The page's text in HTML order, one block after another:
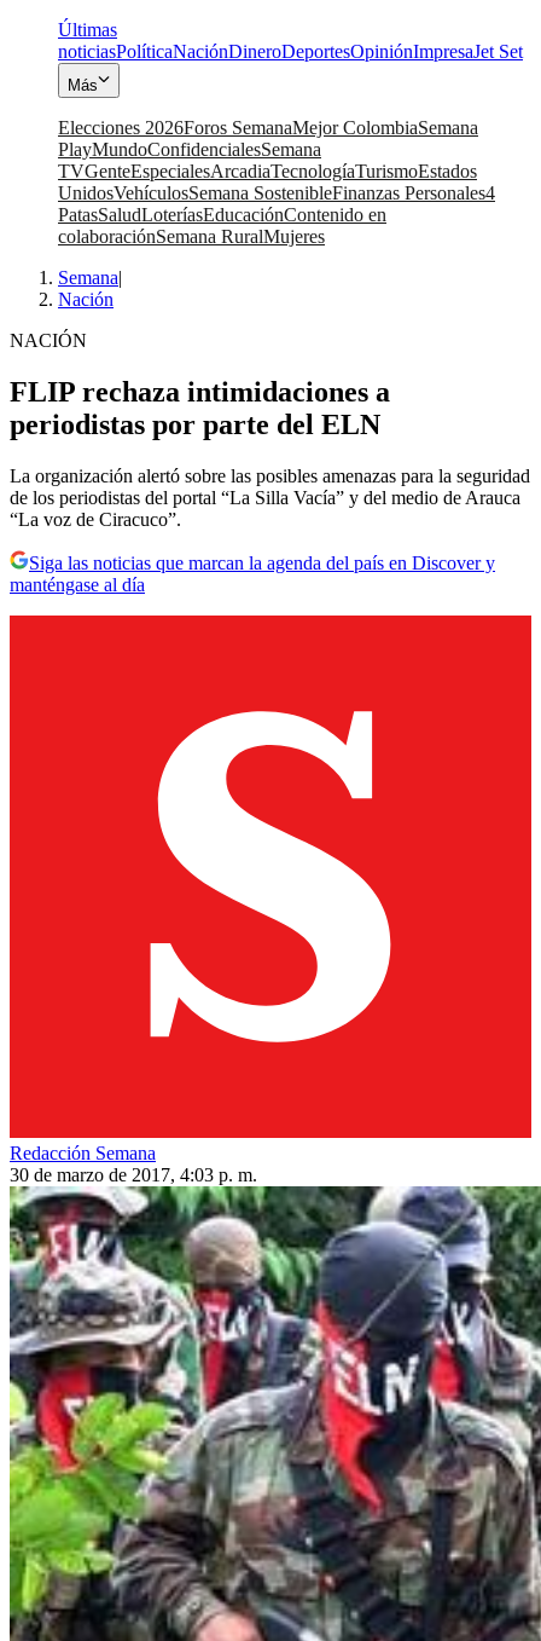
Últimas
noticiasPolíticaNaciónDineroDeportesOpiniónImpresaJet Set
Más
Elecciones 2026Foros SemanaMejor ColombiaSemana
PlayMundoConfidencialesSemana
TVGenteEspecialesArcadiaTecnologíaTurismoEstados
UnidosVehículosSemana SostenibleFinanzas Personales4
PatasSaludLoteríasEducaciónContenido en
colaboraciónSemana RuralMujeres
Semana|
Nación
NACIÓN
FLIP rechaza intimidaciones a
periodistas por parte del ELN
La organización alertó sobre las posibles amenazas para la seguridad
de los periodistas del portal “La Silla Vacía” y del medio de Arauca
“La voz de Ciracuco”.
Siga las noticias que marcan la agenda del país en Discover y
manténgase al día
Redacción Semana
30 de marzo de 2017, 4:03 p. m.